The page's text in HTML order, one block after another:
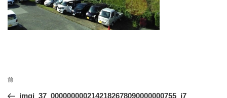
投
過
去
前
imgi_37_0000000002142182678090000000755_i7